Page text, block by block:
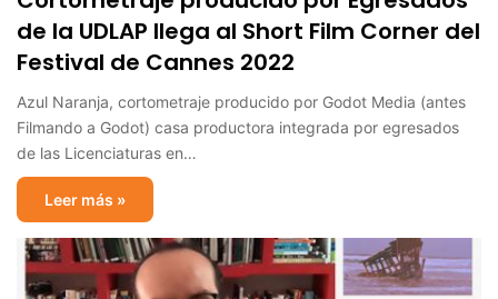
de la UDLAP llega al Short Film Corner del
Festival de Cannes 2022
Azul Naranja, cortometraje producido por Godot Media (antes
Filmando a Godot) casa productora integrada por egresados
de las Licenciaturas en…
Leer más »